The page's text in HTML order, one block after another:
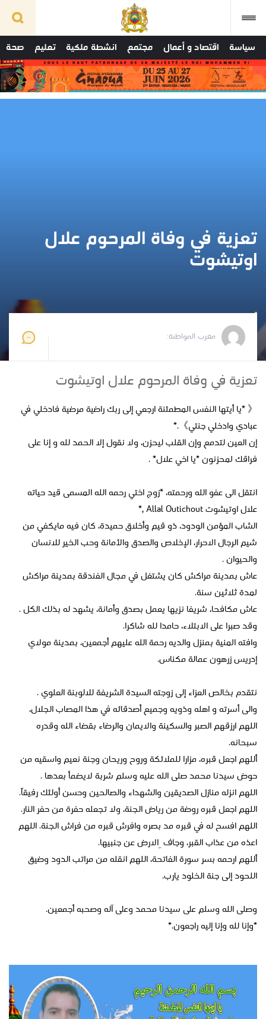
سياسة اقتصاد و أعمال مجتمع انشطة ملكية تعليم صحة
تعزية في وفاة المرحوم علال
اوتيشوت
مغرب المواطنة:
تعزية في وفاة المرحوم علال اوتيشوت
《 *يا أيتها النفس المطمئنة ارجعي إلى ربك راضية مرضية فادخلي في
عبادي وادخلي جنتي》.*
إن العين لتدمع وإن القلب ليحزن، ولا نقول إلا الحمد لله و إنا على
فراقك لمحزنون *يا اخي علال* .
انتقل الى عفو الله ورحمته، *زوج اختي رحمه الله المسمى قيد حياته
علال اوتيشوت Allal Outichout ,*
الشاب المؤمن الودود، ذو قيم وأخلاق حميدة، كان فيه مايكفي من
شيم الرجال الاحرار، الإخلاص والصدق والأمانة وحب الخير للانسان
والحيوان .
عاش بمدينة مراكش كان يشتغل في مجال الفندقة بمدينة مراكش
لمدة ثلاثين سنة.
عاش مكافحا، شريفا نزيها يعمل بصدق وأمانة، يشهد له بذلك الكل .
وقد صبرا على الابتلاء، حامدا لله شاكرا.
وافته المنية بمنزل والديه رحمة الله عليهم أجمعين، بمدينة مولاي
إدريس زرهون عمالة مكناس.
نتقدم بخالص العزاء إلى زوجته السيدة الشريفة للالوبنة العلوي .
والى أسرته و اهله وذويه وجميع أصدقائه في هذا المصاب الجلال،
اللهم ارزقهم الصبر والسكينة والايمان والرضاء بقضاء الله وقدره
سبحانه.
أللهم اجعل قبره، مزارا للملائكة وروح وريحان وجنة نعيم واسقيه من
حوض سيدنا محمد صلى الله عليه وسلم شربة لايضمأ بعدها .
اللهم انزله منازل الصديقين والشهداء والصالحين وحسن أولئك رفيقاً.
اللهم اجعل قبره روضة من رياض الجنة، ولا تجعله حفرة من حفر النار.
اللهم افسح له في قبره مد بصره وافرش قبره من فراش الجنة. اللهم
اعذه من عذاب القبر، وجاف ِالارض عن جنبيها.
أللهم ارحمه بسر سورة الفاتحة، اللهم انقله من مراتب الدود وضيق
اللحود إلى جنة الخلود يارب.
وصلى الله وسلم على سيدنا محمد وعلى آله وصحبه أجمعين.
*وإنا لله وإنا إليه راجعون.*